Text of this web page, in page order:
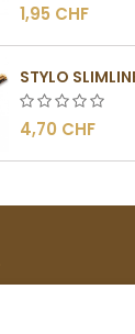
1,95 CHF
4,70 CHF